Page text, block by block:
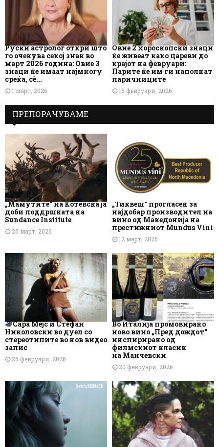
Руски астролог откри што
го очекува секој знак во
март 2026 година: Овие 3
знаци ќе имаат најмногу
среќа, сè...
1 март, 2026
Овие 2 хороскопски знаци
ќе живеат како цареви до
крајот на февруари:
Парите ќе им ги наполнат
паричниците
15 февруари, 2026
ПРЕПОРАЧУВАМЕ
„Мамутите“ на Котевска ја
доби поддршката на
Sundance Institute
25 март, 2026
„Тиквеш“ прогласен за
најдобар производител на
вино од Македонија на
престижниот Mundus Vini
12 март, 2026
Сара Мејс и Стефан
Николовски во дуел со
стереотипите во нов видео
запис
25 февруари, 2026
Во Италија промовирано
ново вино „Пред дождот“
инспирирано од
филмскиот класик
на Манчевски
20 февруари, 2026